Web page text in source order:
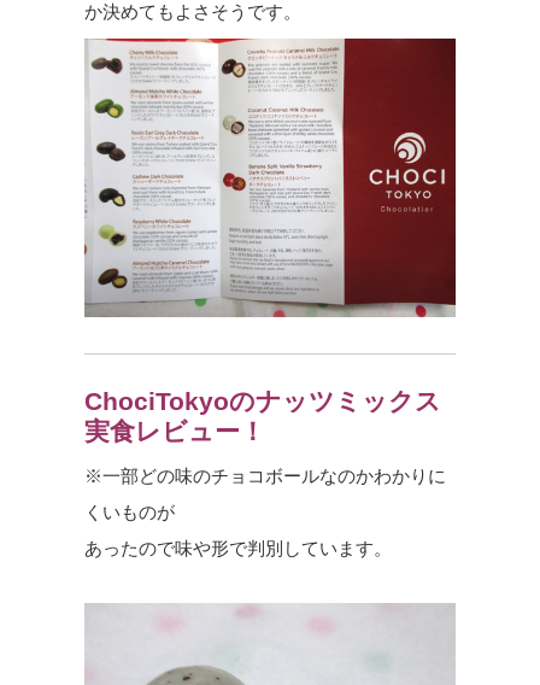
か決めてもよさそうです。
ChociTokyoのナッツミックス
実食レビュー！
※一部どの味のチョコボールなのかわかりに
くいものが
あったので味や形で判別しています。